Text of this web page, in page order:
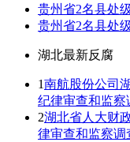
贵州省2名县处
贵州省2名县处
湖北最新反腐
1南航股份公司
纪律审查和监察
2湖北省人大财
律审查和监察调